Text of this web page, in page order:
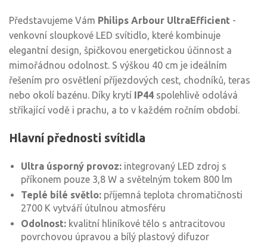
Představujeme Vám Philips Arbour UltraEfficient -
venkovní sloupkové LED svítidlo, které kombinuje
elegantní design, špičkovou energetickou účinnost a
mimořádnou odolnost. S výškou 40 cm je ideálním
řešením pro osvětlení příjezdových cest, chodníků, teras
nebo okolí bazénu. Díky krytí IP44 spolehlivě odolává
stříkající vodě i prachu, a to v každém ročním období.
Hlavní přednosti svítidla
Ultra úsporný provoz: integrovaný LED zdroj s
příkonem pouze 3,8 W a světelným tokem 800 lm
Teplé bílé světlo: příjemná teplota chromatičnosti
2700 K vytváří útulnou atmosféru
Odolnost: kvalitní hliníkové tělo s antracitovou
povrchovou úpravou a bílý plastový difuzor